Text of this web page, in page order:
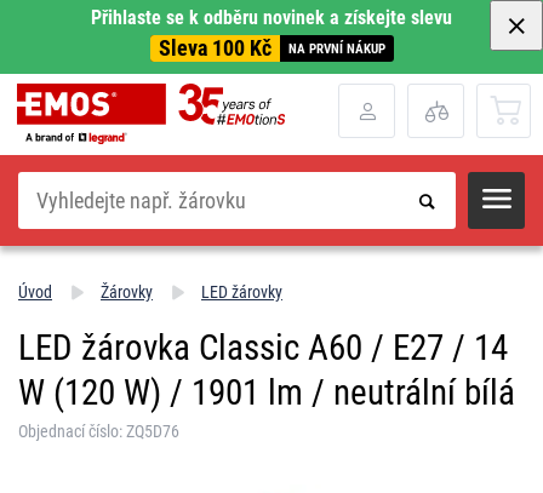
Přihlaste se k odběru novinek a získejte slevu
Sleva 100 Kč NA PRVNÍ NÁKUP
Hledat
Úvod Žárovky LED žárovky
LED žárovka Classic A60 / E27 / 14
W (120 W) / 1901 lm / neutrální bílá
Objednací číslo: ZQ5D76